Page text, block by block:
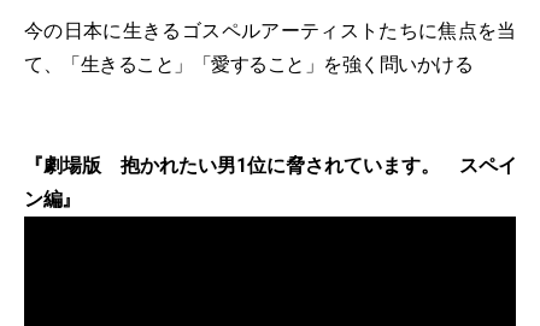
今の日本に生きるゴスペルアーティストたちに焦点を当
て、「生きること」「愛すること」を強く問いかける
『劇場版 抱かれたい男1位に脅されています。 スペイ
ン編』